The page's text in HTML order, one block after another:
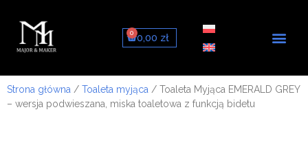
0,00 zł
0
Strona główna / Toaleta myjąca / Toaleta Myjąca EMERALD GREY
– wersja podwieszana, miska toaletowa z funkcją bidetu